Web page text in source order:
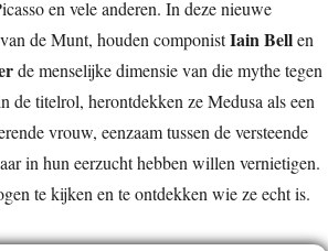
en vele anderen. In deze nieuwe
de Munt, houden componistIain Bellen
de menselijke dimensie van die mythe tegen
titelrol, herontdekken ze Medusa als een
vrouw, eenzaam tussen de versteende
in hun eerzucht hebben willen vernietigen.
te kijken en te ontdekken wie ze echt is.